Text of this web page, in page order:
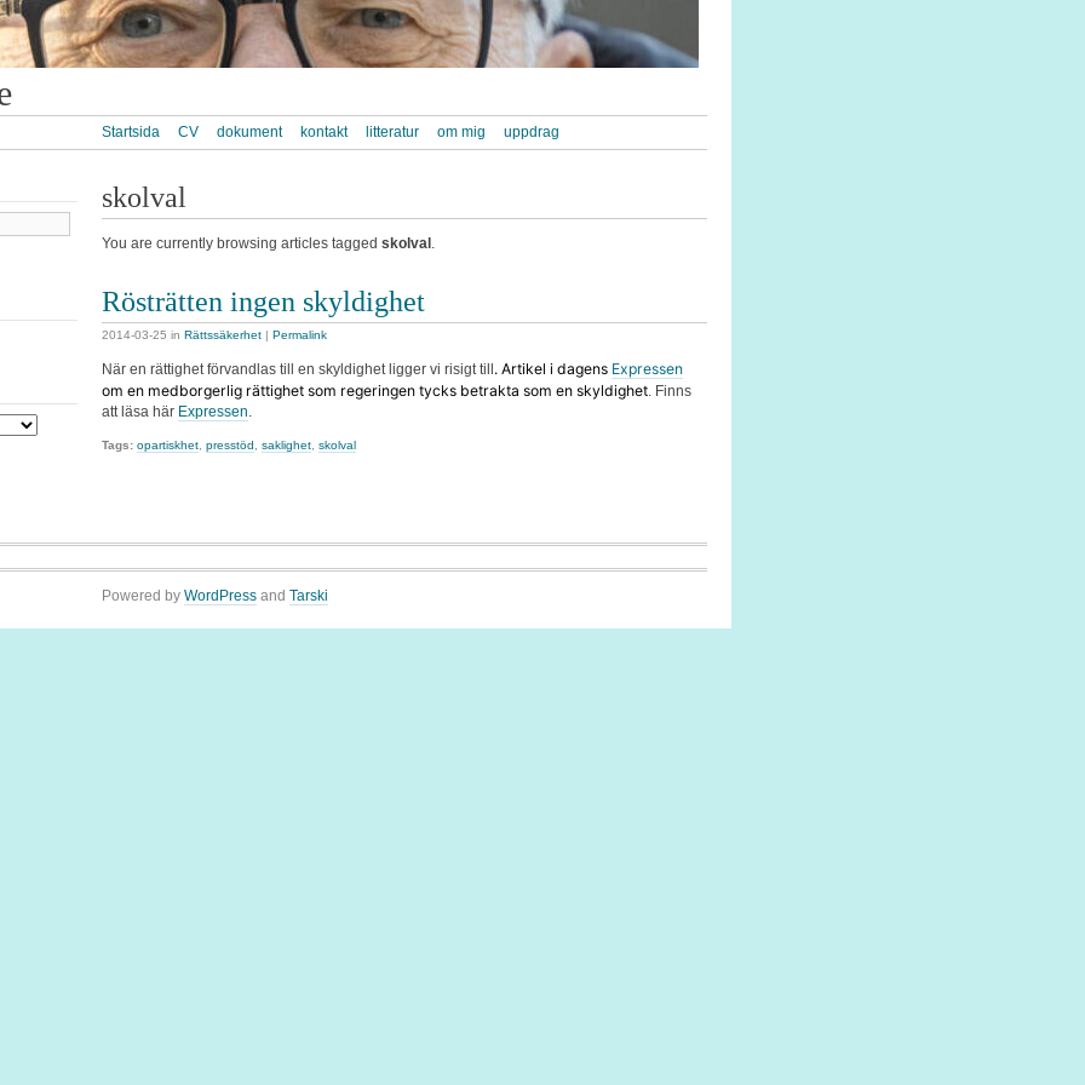
Startsida CV dokument kontakt litteratur om mig uppdrag
skolval
You are currently browsing articles tagged skolval.
Rösträtten ingen skyldighet
2014-03-25 in Rättssäkerhet | Permalink
När en rättighet förvandlas till en skyldighet ligger vi risigt till. Artikel i dagens Expressen
om en medborgerlig rättighet som regeringen tycks betrakta som en skyldighet Finns
att läsa här Expressen
Tags: opartiskhet presstöd saklighet skolval
Powered by WordPress and Tarski